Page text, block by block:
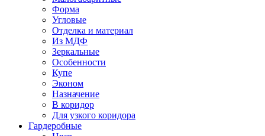
Форма
Угловые
Отделка и материал
Из МДФ
Зеркальные
Особенности
Купе
Эконом
Назначение
В коридор
Для узкого коридора
Гардеробные